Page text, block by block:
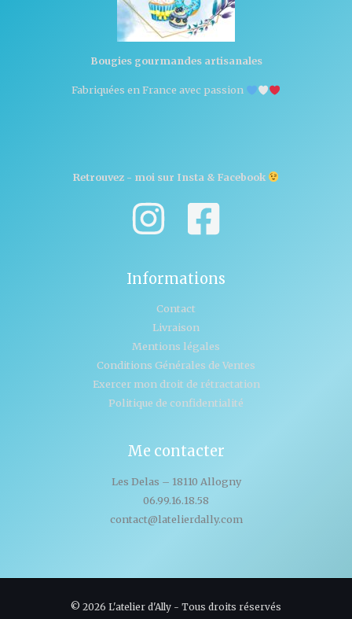
Bougies gourmandes artisanales
Fabriquées en France avec passion
Retrouvez - moi sur Insta & Facebook
Informations
Contact
Livraison
Mentions légales
Conditions Générales de Ventes
Exercer mon droit de rétractation
Politique de confidentialité
Me contacter
Les Delas – 18110 Allogny
06.99.16.18.58
contact@latelierdally.com
© 2026 L'atelier d'Ally - Tous droits réservés